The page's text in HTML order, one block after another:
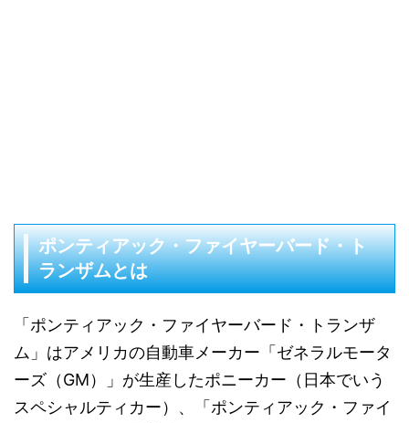
ポンティアック・ファイヤーバード・ト
ランザムとは
「ポンティアック・ファイヤーバード・トランザ
ム」はアメリカの自動車メーカー「ゼネラルモータ
ーズ（GM）」が生産したポニーカー（日本でいう
スペシャルティカー）、「ポンティアック・ファイ